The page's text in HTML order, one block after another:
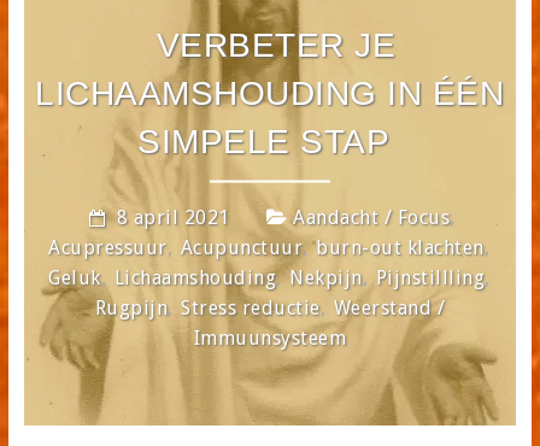
VERBETER JE
LICHAAMSHOUDING IN ÉÉN
SIMPELE STAP
8 april 2021 Aandacht / Focus,
Acupressuur, Acupunctuur,burn-out klachten,
Geluk, Lichaamshouding,Nekpijn, Pijnstillling,
Rugpijn,Stress reductie, Weerstand /
Immuunsysteem